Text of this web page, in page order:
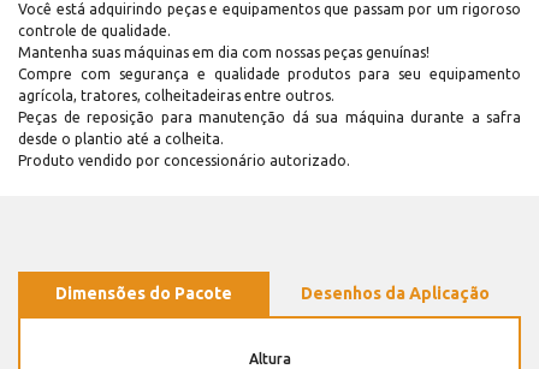
Você está adquirindo peças e equipamentos que passam por um rigoroso
controle de qualidade.
Mantenha suas máquinas em dia com nossas peças genuínas!
Compre com segurança e qualidade produtos para seu equipamento
agrícola, tratores, colheitadeiras entre outros.
Peças de reposição para manutenção dá sua máquina durante a safra
desde o plantio até a colheita.
Produto vendido por concessionário autorizado.
Dimensões do Pacote Desenhos da Aplicação
Altura